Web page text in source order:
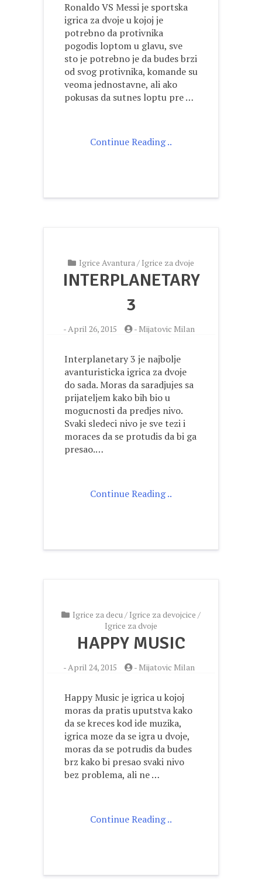
Ronaldo VS Messi je sportska
igrica za dvoje u kojoj je
potrebno da protivnika
pogodis loptom u glavu, sve
sto je potrebno je da budes brzi
od svog protivnika, komande su
veoma jednostavne, ali ako
pokusas da sutnes loptu pre …
Continue Reading ..
Igrice Avantura/ Igrice za dvoje
INTERPLANETARY
3
-April 26, 2015 - Mijatovic Milan
Interplanetary 3 je najbolje
avanturisticka igrica za dvoje
do sada. Moras da saradjujes sa
prijateljem kako bih bio u
mogucnosti da predjes nivo.
Svaki sledeci nivo je sve tezi i
moraces da se protudis da bi ga
presao.…
Continue Reading ..
Igrice za decu/ Igrice za devojcice /
Igrice za dvoje
HAPPY MUSIC
-April 24, 2015 - Mijatovic Milan
Happy Music je igrica u kojoj
moras da pratis uputstva kako
da se kreces kod ide muzika,
igrica moze da se igra u dvoje,
moras da se potrudis da budes
brz kako bi presao svaki nivo
bez problema, ali ne …
Continue Reading ..